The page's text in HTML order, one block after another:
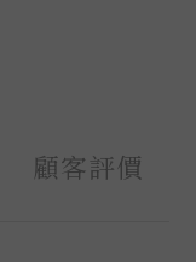
顧客評價